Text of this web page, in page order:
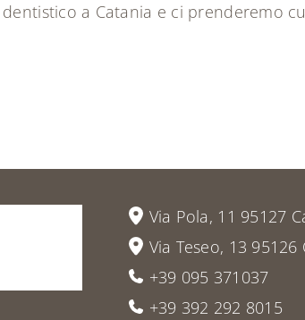
a Catania e ci prenderemo
Via Pola, 11 95127
Via Teseo, 13 95126
+39 095 371037
+39 392 292 8015